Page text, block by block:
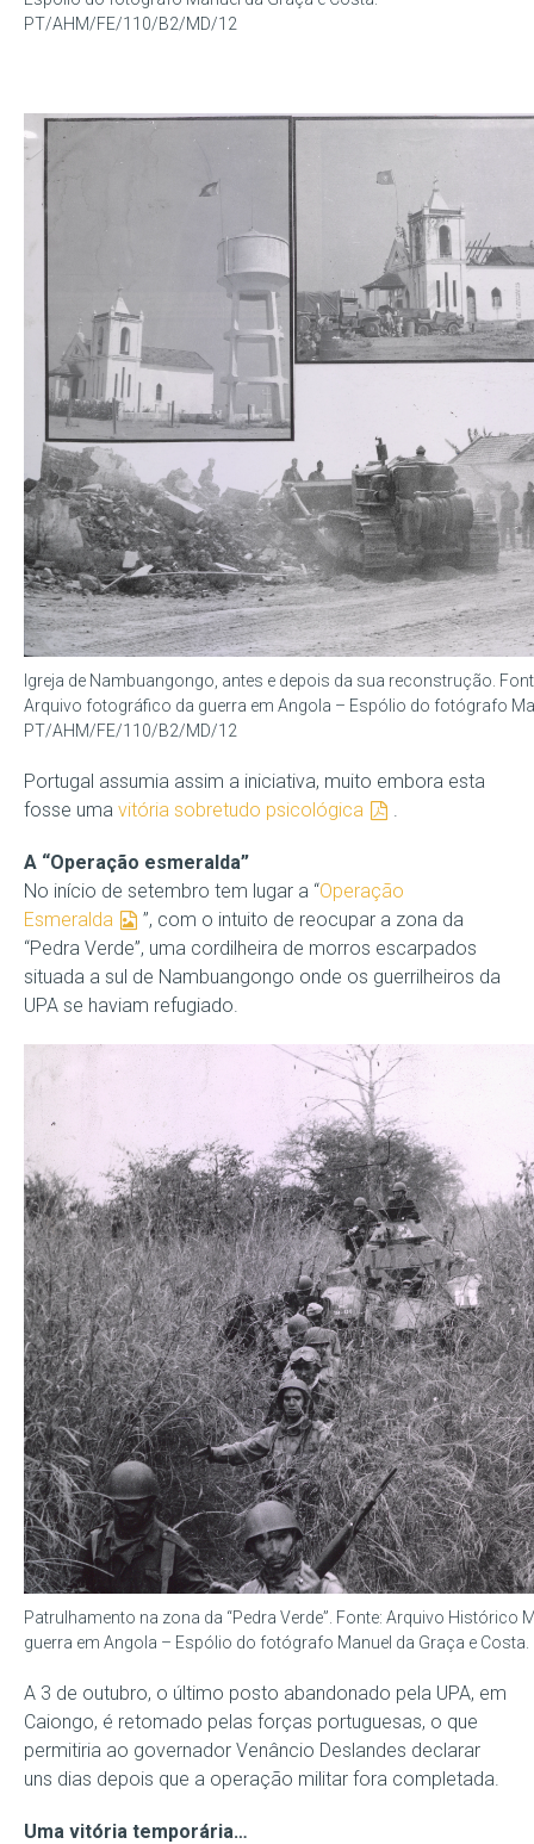
PT/AHM/FE/110/B2/MD/12
Igreja de Nambuangongo, antes e depois da sua reconstrução.
Arquivo fotográfico da guerra em Angola – Espólio do fotógrafo
PT/AHM/FE/110/B2/MD/12
Portugal assumia assim a iniciativa, muito embora esta
fosse uma vitória sobretudo psicológica
A “Operação esmeralda”
No início de setembro tem lugar a “Operação
Esmeralda
”, com o intuito de reocupar a zona da
“Pedra Verde”, uma cordilheira de morros escarpados
situada a sul de Nambuangongo onde os guerrilheiros da
UPA se haviam refugiado.
Patrulhamento na zona da “Pedra Verde”. Fonte: Arquivo Histórico
guerra em Angola – Espólio do fotógrafo Manuel da Graça e
A 3 de outubro, o último posto abandonado pela UPA, em
Caiongo, é retomado pelas forças portuguesas, o que
permitiria ao governador Venâncio Deslandes declarar
uns dias depois que a operação militar fora completada.
Uma vitória temporária…